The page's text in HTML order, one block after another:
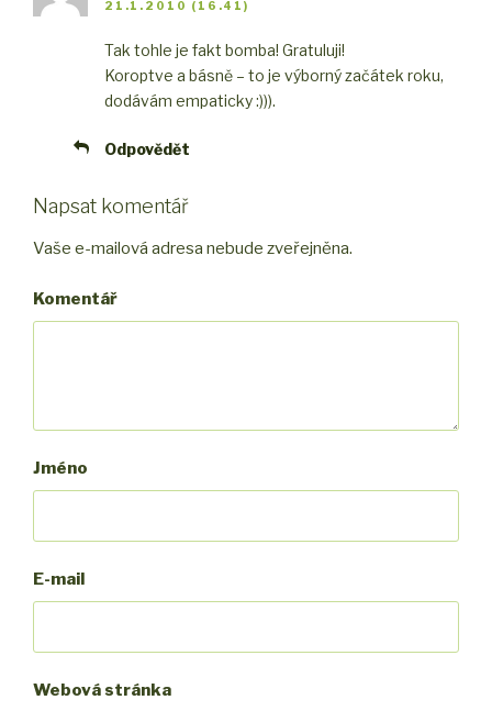
21.1.2010 (16.41)
Tak tohle je fakt bomba! Gratuluji!
Koroptve a básně – to je výborný začátek roku,
dodávám empaticky :))).
Odpovědět
Napsat komentář
Vaše e-mailová adresa nebude zveřejněna.
Komentář
Jméno
E-mail
Webová stránka